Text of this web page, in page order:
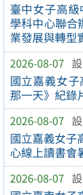
臺中女子高
學科中心聯合
業發展與轉型
2026-08-07
國立嘉義女
那一天》紀錄
2026-08-07
國立嘉義女子
心線上讀書會
2026-08-07